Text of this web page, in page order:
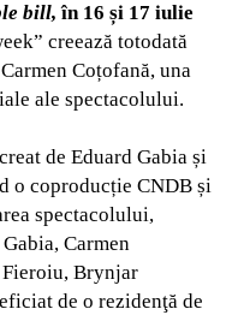
bill,în 16 și 17 iulie
creează totodată
Coțofană, una
ale spectacolului.
de Eduard Gabia și
o coproducție CNDB și
spectacolului,
Carmen
Brynjar
de o rezidenţă de